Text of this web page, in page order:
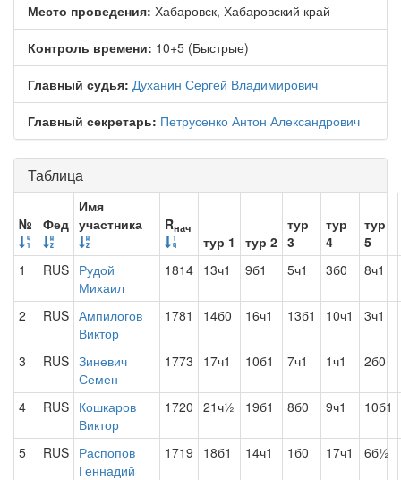
Место проведения: Хабаровск, Хабаровский край
Контроль времени: 10+5 (Быстрые)
Главный судья: Духанин Сергей Владимирович
Главный секретарь: Петрусенко Антон Александрович
Таблица
№ Фед
Имя
участника
Rнач
тур 1 тур 2
тур
3
тур
4
тур
5
1
RUS Рудой
Михаил
1814 13ч1 9б1 5ч1 3б0 8ч1
2 RUS Ампилогов
Виктор
1781 14б0 16ч1 13б1 10ч1 3ч1
3 RUS Зиневич
Семен
1773 17ч1 10б1 7ч1 1ч1 2б0
4 RUS Кошкаров
Виктор
1720 21ч½ 19б1 8б0 9ч1 10б1
5 RUS Распопов
Геннадий
1719 18б1 14ч1 1б0 17ч1 6б½